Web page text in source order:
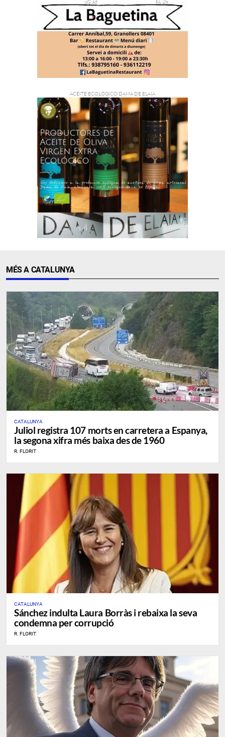
MÉS A CATALUNYA
CATALUNYA
Juliol registra 107 morts en carretera a Espanya,
la segona xifra més baixa des de 1960
R. FLORIT
CATALUNYA
Sánchez indulta Laura Borràs i rebaixa la seva
condemna per corrupció
R. FLORIT